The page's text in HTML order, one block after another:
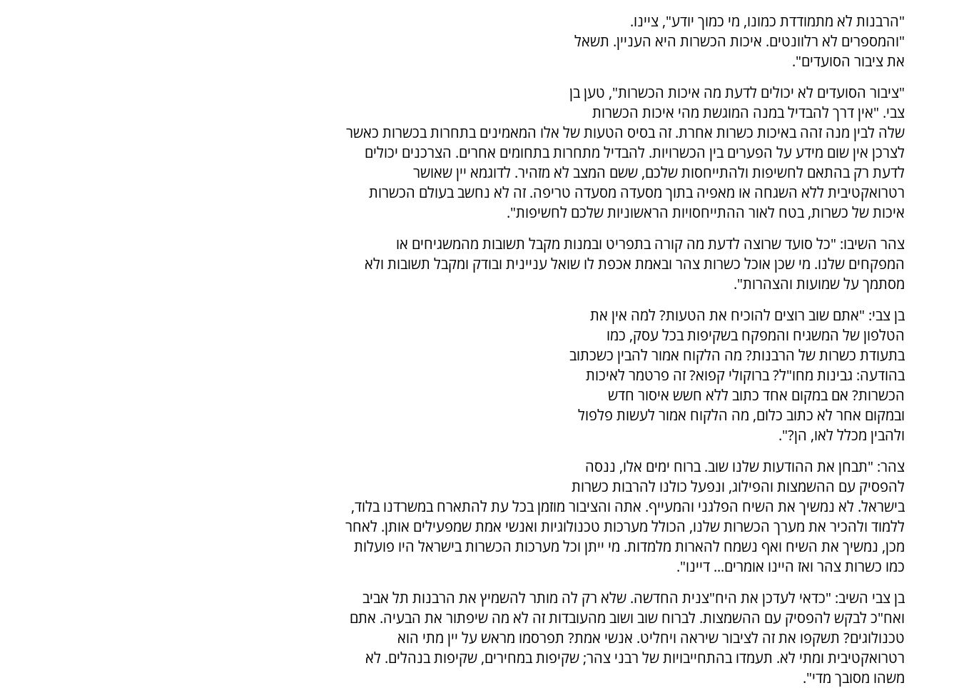
"הרבנות לא מתמודדת כמונו, מי כמוך יודע", ציינו.
"והמספרים לא רלוונטים. איכות הכשרות היא העניין. תשאל
את ציבור הסועדים".
"ציבור הסועדים לא יכולים לדעת מה איכות הכשרות", טען בן
צבי. "אין דרך להבדיל במנה המוגשת מהי איכות הכשרות
שלה לבין מנה זהה באיכות כשרות אחרת. זה בסיס הטעות של אלו המאמינים בתחרות בכשרות כאשר
לצרכן אין שום מידע על הפערים בין הכשרויות. להבדיל מתחרות בתחומים אחרים. הצרכנים יכולים
לדעת רק בהתאם לחשיפות ולהתייחסות שלכם, ששם המצב לא מזהיר. לדוגמא יין שאושר
רטרואקטיבית ללא השגחה או מאפיה בתוך מסעדה מסעדה טריפה. זה לא נחשב בעולם הכשרות
איכות של כשרות, בטח לאור ההתייחסויות הראשוניות שלכם לחשיפות".
צהר השיבו: "כל סועד שרוצה לדעת מה קורה בתפריט ובמנות מקבל תשובות מהמשגיחים או
המפקחים שלנו. מי שכן אוכל כשרות צהר ובאמת אכפת לו שואל עניינית ובודק ומקבל תשובות ולא
מסתמך על שמועות והצהרות".
בן צבי: "אתם שוב רוצים להוכיח את הטעות? למה אין את
הטלפון של המשגיח והמפקח בשקיפות בכל עסק, כמו
בתעודת כשרות של הרבנות? מה הלקוח אמור להבין כשכתוב
בהודעה: גבינות מחו"ל? ברוקולי קפוא? זה פרטמר לאיכות
הכשרות? אם במקום אחד כתוב ללא חשש איסור חדש
ובמקום אחר לא כתוב כלום, מה הלקוח אמור לעשות פלפול
ולהבין מכלל לאו, הן?".
צהר: "תבחן את ההודעות שלנו שוב. ברוח ימים אלו, ננסה
להפסיק עם ההשמצות והפילוג, ונפעל כולנו להרבות כשרות
בישראל. לא נמשיך את השיח הפלגני והמעייף. אתה והציבור מוזמן בכל עת להתארח במשרדנו בלוד,
ללמוד ולהכיר את מערך הכשרות שלנו, הכולל מערכות טכנולוגיות ואנשי אמת שמפעילים אותן. לאחר
מכן, נמשיך את השיח ואף נשמח להארות מלמדות. מי ייתן וכל מערכות הכשרות בישראל היו פועלות
כמו כשרות צהר ואז היינו אומרים... דיינו".
בן צבי השיב: "כדאי לעדכן את היח"צנית החדשה. שלא רק לה מותר להשמיץ את הרבנות תל אביב
ואח"כ לבקש להפסיק עם ההשמצות. לברוח שוב ושוב מהעובדות זה לא מה שיפתור את הבעיה. אתם
טכנולוגים? תשקפו את זה לציבור שיראה ויחליט. אנשי אמת? תפרסמו מראש על יין מתי הוא
רטרואקטיבית ומתי לא. תעמדו בהתחייבויות של רבני צהר; שקיפות במחירים, שקיפות בנהלים. לא
משהו מסובך מדי".